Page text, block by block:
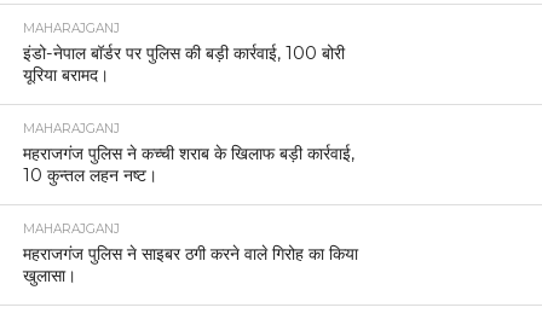
MAHARAJGANJ
इंडो-नेपाल बॉर्डर पर पुलिस की बड़ी कार्रवाई, 100 बोरी
यूरिया बरामद।
MAHARAJGANJ
महराजगंज पुलिस ने कच्ची शराब के खिलाफ बड़ी कार्रवाई,
10 कुन्तल लहन नष्ट।
MAHARAJGANJ
महराजगंज पुलिस ने साइबर ठगी करने वाले गिरोह का किया
खुलासा।